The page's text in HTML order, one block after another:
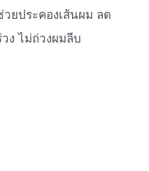
วยประคองเส้นผม ลด
วง ไม่ถ่วงผมลีบ